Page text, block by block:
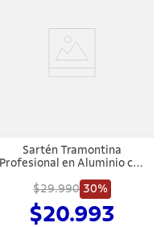
Sartén Tramontina
Profesional en Aluminio con
Antiadherente Starflon
Premium y Acabado
Externo Lijado 24 cm 1,3 L
$29.990 30%
$20.993